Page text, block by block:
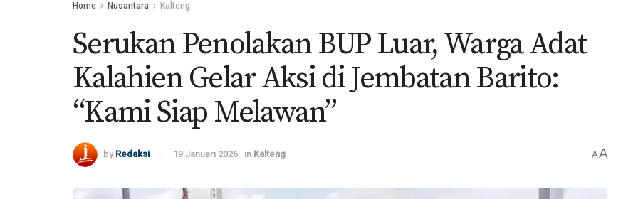
Home Nusantara Kalteng
Serukan Penolakan BUP Luar, Warga Adat
Kalahien Gelar Aksi di Jembatan Barito:
“Kami Siap Melawan”
by Redaksi 19 Januari 2026 in Kalteng AA